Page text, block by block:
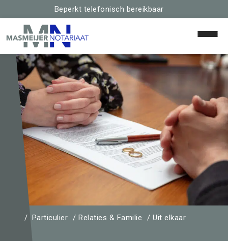
Beperkt telefonisch bereikbaar
Relaties & Familie
Particulier Relaties & Familie Uit elkaar